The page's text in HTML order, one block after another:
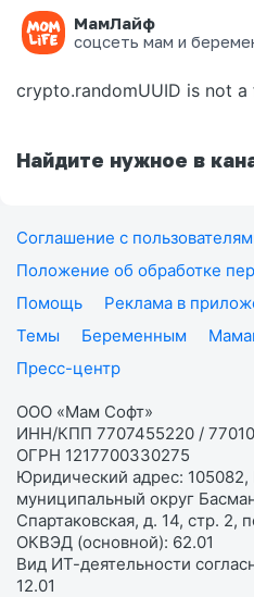
МамЛайф
соцсеть мам и
Ошибка на
crypto.randomUUID is not a
Найдите нужное в
Соглашение с
Положение об обработке
Помощь
Реклама в
Темы
Беременным
Пресс-центр
ООО «Мам Софт»
ИНН/КПП 7707455220 /
ОГРН 1217700330275
Юридический адрес: 105082,
муниципальный округ
Спартаковская, д. 14, стр. 2,
ОКВЭД (основной): 62.01
Вид ИТ-деятельности
12.01